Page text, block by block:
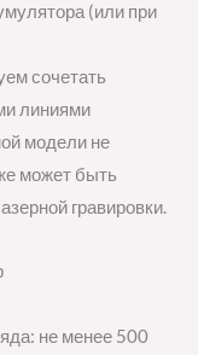
(или при
сочетать
линиями
модели не
может быть
гравировки.
не менее 500